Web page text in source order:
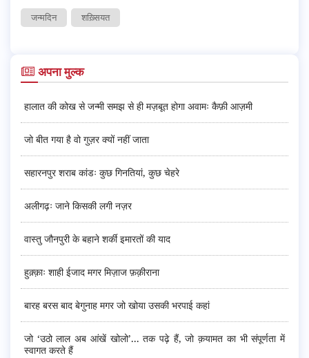
जन्मदिन शख़्सियत
अपना मुल्क
हालात की कोख से जन्मी समझ से ही मज़बूत होगा अवामः कैफ़ी आज़मी
जो बीत गया है वो गुज़र क्यों नहीं जाता
सहारनपुर शराब कांडः कुछ गिनतियां, कुछ चेहरे
अलीगढ़ः जाने किसकी लगी नज़र
वास्तु जौनपुरी के बहाने शर्की इमारतों की याद
हुक़्क़ाः शाही ईजाद मगर मिज़ाज फ़क़ीराना
बारह बरस बाद बेगुनाह मगर जो खोया उसकी भरपाई कहां
जो ‘उठो लाल अब आंखें खोलो’... तक पढ़े हैं, जो क़यामत का भी संपूर्णता में
स्वागत करते हैं